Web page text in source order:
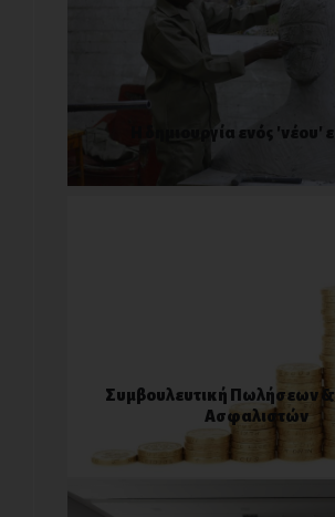
Η δημιουργία ενός 'νέου'
Συμβουλευτική Πωλήσεων &
Ασφαλιστών